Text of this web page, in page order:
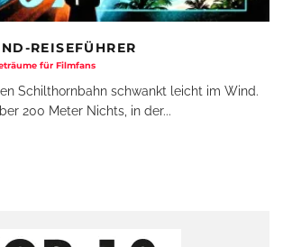
REISEFÜHRER
für Filmfans
Schilthornbahn schwankt leicht im Wind.
200 Meter Nichts, in der...